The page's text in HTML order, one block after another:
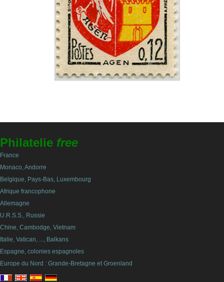
Philatelie free
France
Monaco, Andorre
Belgique, Pays-Bas, Luxembourg
Afrique francophone
Allemagne
U.R.S.S., Russie
Chine, Cambodge, Vietnam
Italie, Vatican, ..., Balkans
Espagne, colonies espagnoles
Europe du Nord : Grande-Bretagne et Groenland